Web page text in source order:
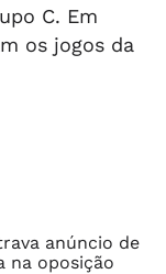
C. Em
os jogos da
anúncio de
na oposição